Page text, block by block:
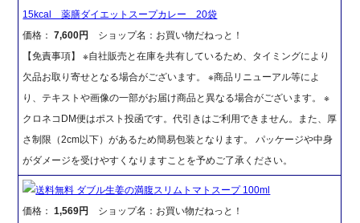
15kcal 薬膳ダイエットスープカレー 20袋
価格：7,600円
ショップ名：お買い物だねっと！
【免責事項】 ※自社販売と在庫を共有しているため、タイミングにより
欠品お取り寄せとなる場合がございます。 ※商品リニューアル等によ
り、テキストや画像の一部がお届け商品と異なる場合がございます。 ※
クロネコDM便はポスト投函です。代引きはご利用できません。また、厚
さ制限（2cm以下）があるため簡易包装となります。 パッケージや中身
がダメージを受けやすくなりますことを予めご了承ください。
送料無料 ダブル生姜の満腹スリムトマトスープ 100ml
価格：1,569円
ショップ名：お買い物だねっと！